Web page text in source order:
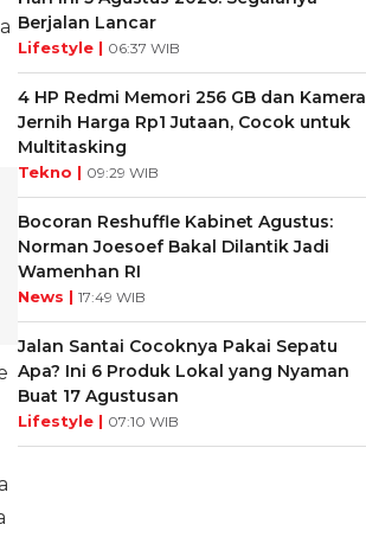
Berjalan Lancar
Lifestyle | 06:37 WIB
4 HP Redmi Memori 256 GB dan Kamera
Jernih Harga Rp1 Jutaan, Cocok untuk
Multitasking
Tekno | 09:29 WIB
Bocoran Reshuffle Kabinet Agustus:
Norman Joesoef Bakal Dilantik Jadi
Wamenhan RI
News | 17:49 WIB
Jalan Santai Cocoknya Pakai Sepatu
Apa? Ini 6 Produk Lokal yang Nyaman
Buat 17 Agustusan
Lifestyle | 07:10 WIB